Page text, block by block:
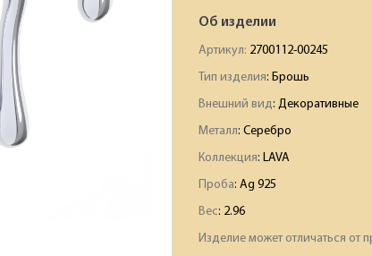
Об изделии
Артикул: 2700112-00245
Тип изделия: Брошь
Внешний вид: Декоративные
Металл: Серебро
Коллекция: LAVA
Проба: Ag 925
Вес: 2.96
Изделие может отличаться от